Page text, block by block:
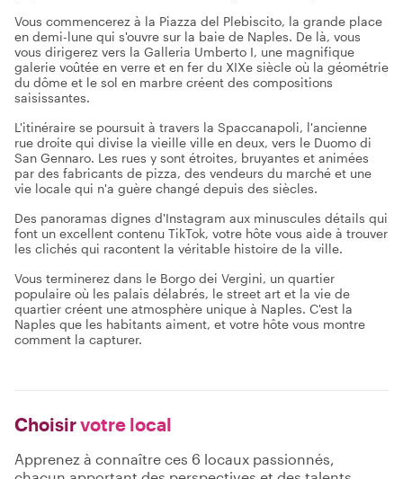
Vous commencerez à la Piazza del Plebiscito, la grande place
en demi-lune qui s'ouvre sur la baie de Naples. De là, vous
vous dirigerez vers la Galleria Umberto I, une magnifique
galerie voûtée en verre et en fer du XIXe siècle où la géométrie
du dôme et le sol en marbre créent des compositions
saisissantes.
L'itinéraire se poursuit à travers la Spaccanapoli, l'ancienne
rue droite qui divise la vieille ville en deux, vers le Duomo di
San Gennaro. Les rues y sont étroites, bruyantes et animées
par des fabricants de pizza, des vendeurs du marché et une
vie locale qui n'a guère changé depuis des siècles.
Des panoramas dignes d'Instagram aux minuscules détails qui
font un excellent contenu TikTok, votre hôte vous aide à trouver
les clichés qui racontent la véritable histoire de la ville.
Vous terminerez dans le Borgo dei Vergini, un quartier
populaire où les palais délabrés, le street art et la vie de
quartier créent une atmosphère unique à Naples. C'est la
Naples que les habitants aiment, et votre hôte vous montre
comment la capturer.
Choisirvotre local
Apprenez à connaître ces 6 locaux passionnés,